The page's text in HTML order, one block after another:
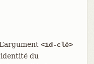
<id-clé>
du